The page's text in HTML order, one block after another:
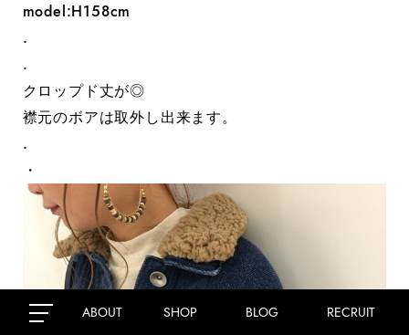
ABOUT SHOP BLOG RECRUIT
model:H158cm
.
.
クロップド丈が◎
襟元のボアは取外し出来ます。
.
・